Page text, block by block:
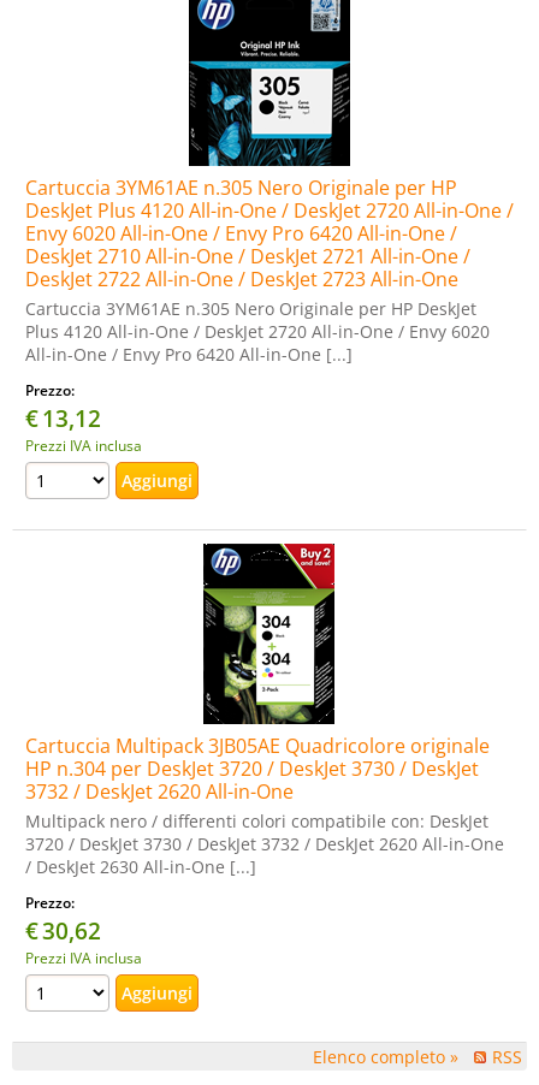
Cartuccia 3YM61AE n.305 Nero Originale per HP
DeskJet Plus 4120 All-in-One / DeskJet 2720 All-in-One /
Envy 6020 All-in-One / Envy Pro 6420 All-in-One /
DeskJet 2710 All-in-One / DeskJet 2721 All-in-One /
DeskJet 2722 All-in-One / DeskJet 2723 All-in-One
Cartuccia 3YM61AE n.305 Nero Originale per HP DeskJet
Plus 4120 All-in-One / DeskJet 2720 All-in-One / Envy 6020
All-in-One / Envy Pro 6420 All-in-One [...]
Prezzo:
€13,12
Prezzi IVA inclusa
Cartuccia Multipack 3JB05AE Quadricolore originale
HP n.304 per DeskJet 3720 / DeskJet 3730 / DeskJet
3732 / DeskJet 2620 All-in-One
Multipack nero / differenti colori compatibile con: DeskJet
3720 / DeskJet 3730 / DeskJet 3732 / DeskJet 2620 All-in-One
/ DeskJet 2630 All-in-One [...]
Prezzo:
€30,62
Prezzi IVA inclusa
Elenco completo » RSS